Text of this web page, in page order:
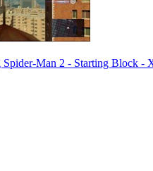
Spider-Man 2 - Starting Block -